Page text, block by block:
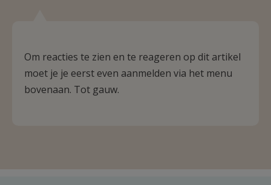
Om reacties te zien en te reageren op dit artikel
moet je je eerst even aanmelden via het menu
bovenaan. Tot gauw.